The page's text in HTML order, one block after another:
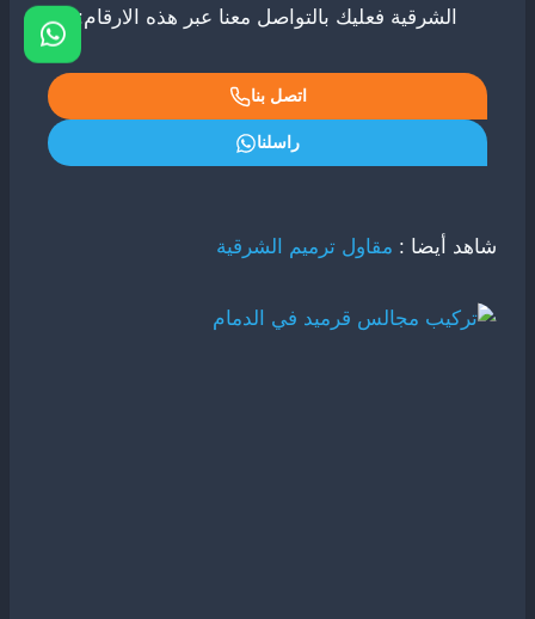
الشرقية فعليك بالتواصل معنا عبر هذه الارقام:
اتصل بنا
راسلنا
شاهد أيضا : مقاول ترميم الشرقية